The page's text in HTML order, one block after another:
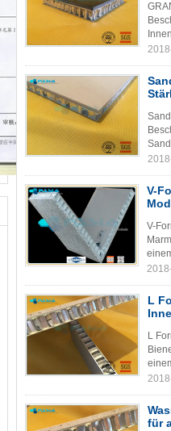
V-
V-
L
L
für